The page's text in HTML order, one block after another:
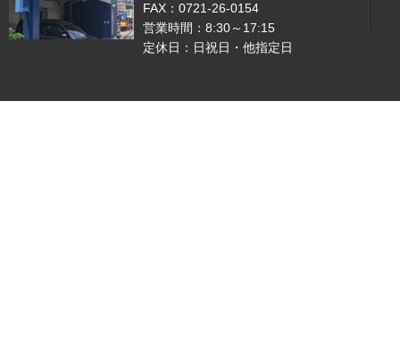
FAX：0721-26-0154
営業時間：8:30～17:15
定休日：日祝日・他指定日